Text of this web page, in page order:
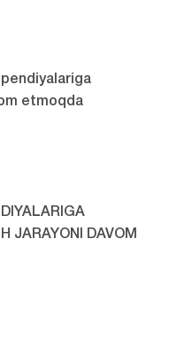
etmoqda
JARAYONI DAVOM